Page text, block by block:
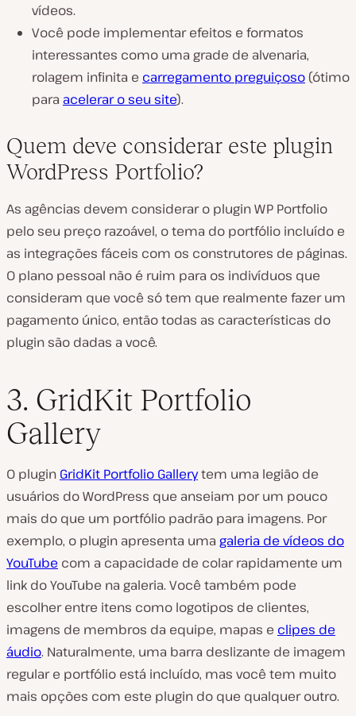
vídeos.
Você pode implementar efeitos e formatos
interessantes como uma grade de alvenaria,
rolagem infinita e carregamento preguiçoso (ótimo
para acelerar o seu site).
Quem deve considerar este plugin
WordPress Portfolio?
As agências devem considerar o plugin WP Portfolio
pelo seu preço razoável, o tema do portfólio incluído e
as integrações fáceis com os construtores de páginas.
O plano pessoal não é ruim para os indivíduos que
consideram que você só tem que realmente fazer um
pagamento único, então todas as características do
plugin são dadas a você.
3. GridKit Portfolio
Gallery
O plugin GridKit Portfolio Gallerytem uma legião de
usuários do WordPress que anseiam por um pouco
mais do que um portfólio padrão para imagens. Por
exemplo, o plugin apresenta uma galeria de vídeos do
YouTube com a capacidade de colar rapidamente um
link do YouTube na galeria. Você também pode
escolher entre itens como logotipos de clientes,
imagens de membros da equipe, mapas e clipes de
áudio. Naturalmente, uma barra deslizante de imagem
regular e portfólio está incluído, mas você tem muito
mais opções com este plugin do que qualquer outro.